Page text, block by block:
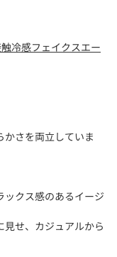
触冷感フェイクスエー
さを両立していま
ックス感のあるイージ
せ、カジュアルから